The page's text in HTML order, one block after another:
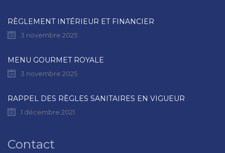
RÈGLEMENT INTÉRIEUR ET FINANCIER
3 novembre 2025
MENU GOURMET ROYALE
3 novembre 2025
RAPPEL DES RÈGLES SANITAIRES EN VIGUEUR
1 décembre 2021
Contact